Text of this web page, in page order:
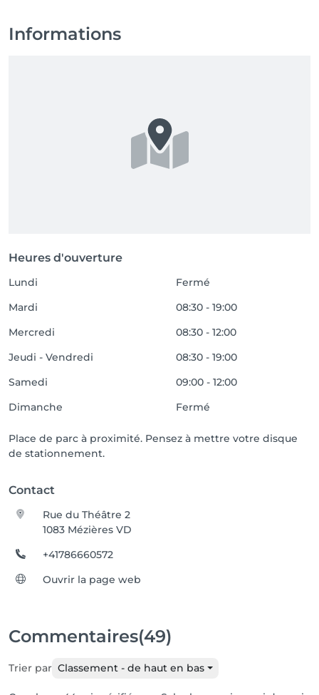
Informations
Heures d'ouverture
Lundi
Fermé
Mardi
08:30 - 19:00
Mercredi
08:30 - 12:00
Jeudi - Vendredi
08:30 - 19:00
Samedi
09:00 - 12:00
Dimanche
Fermé
Place de parc à proximité. Pensez à mettre votre disque
de stationnement.
Contact
Rue du Théâtre 2
1083 Mézières VD
+41786660572
Ouvrir la page web
Commentaires(49)
Trier par Classement - de haut en bas